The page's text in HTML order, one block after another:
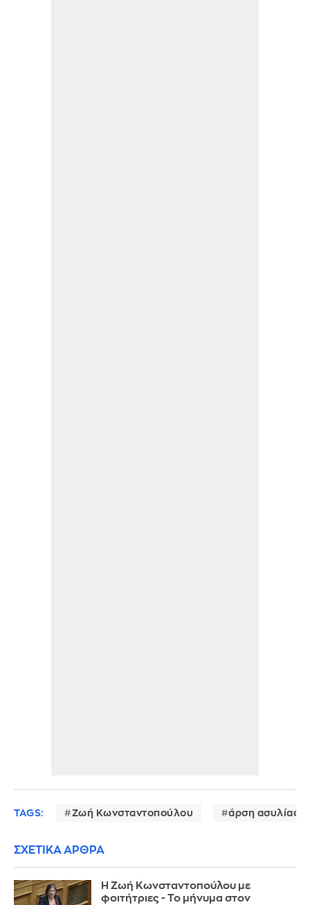
TAGS: Ζωή Κωνσταντοπούλου άρση ασυλίας
ΣΧΕΤΙΚΑ ΑΡΘΡΑ
Η Ζωή Κωνσταντοπούλου με
φοιτήτριες - Το μήνυμα στον